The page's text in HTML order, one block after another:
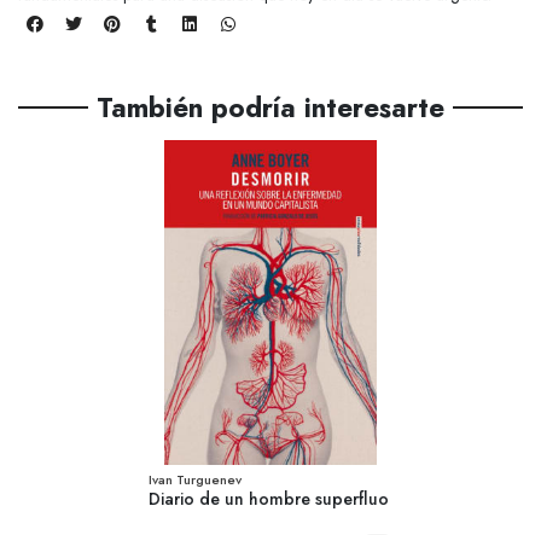
También podría interesarte
Ivan Turguenev
Diario de un hombre superfluo